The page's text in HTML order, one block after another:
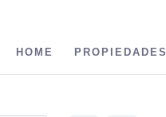
HOME PROPIEDADES